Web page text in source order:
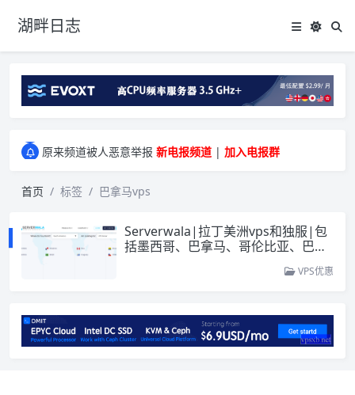
湖畔日志
greenwebpage|香港|日本|新加坡|美国等多地vps测评|移动直连|1Gbps带宽|年付€29
原来频道被人恶意举报 新电报频道 | 加入电报群
首页 标签 巴拿马vps
Serverwala|拉丁美洲vps和独服|包
括墨西哥、巴拿马、哥伦比亚、巴
VPS优惠